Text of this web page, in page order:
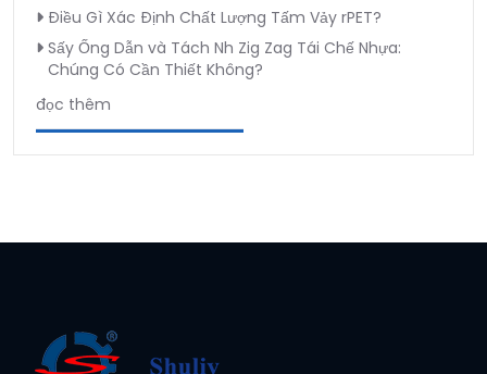
Điều Gì Xác Định Chất Lượng Tấm Vảy rPET?
Sấy Ống Dẫn và Tách Nh Zig Zag Tái Chế Nhựa:
Chúng Có Cần Thiết Không?
đọc thêm